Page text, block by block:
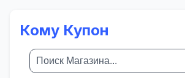
Кому Купон